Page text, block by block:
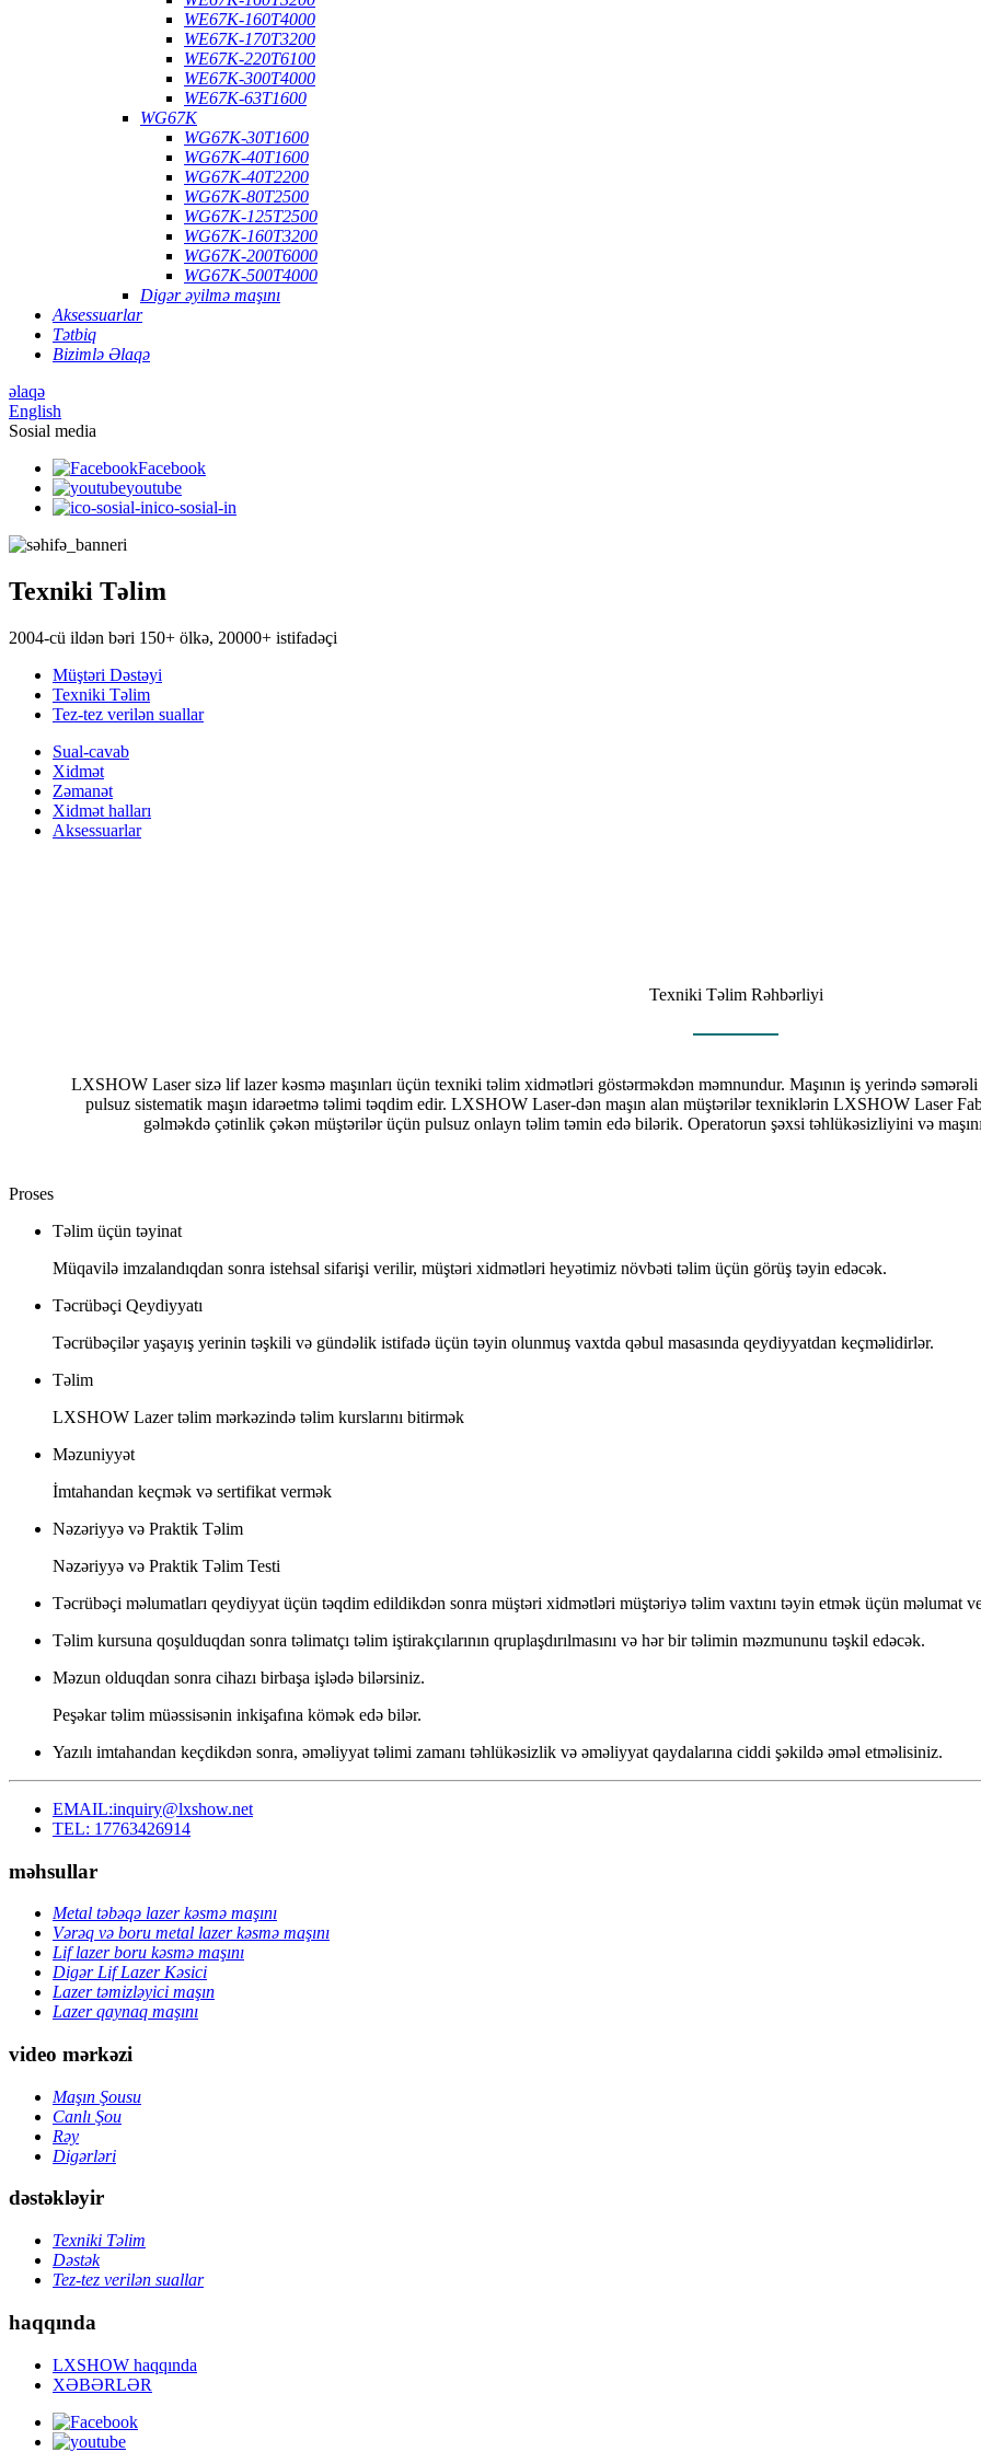
WE67K-160T4000
WE67K-170T3200
WE67K-220T6100
WE67K-300T4000
WE67K-63T1600
WG67K
WG67K-30T1600
WG67K-40T1600
WG67K-40T2200
WG67K-80T2500
WG67K-125T2500
WG67K-160T3200
WG67K-200T6000
WG67K-500T4000
Digər əyilmə maşını
Aksessuarlar
Tətbiq
Bizimlə Əlaqə
əlaqə
English
Sosial media
Facebook
youtube
ico-sosial-in
Texniki Təlim
2004-cü ildən bəri 150+ ölkə, 20000+ istifadəçi
Müştəri Dəstəyi
Texniki Təlim
Tez-tez verilən suallar
Sual-cavab
Xidmət
Zəmanət
Xidmət halları
Aksessuarlar
Texniki Təlim Rəhbərliyi
LXSHOW Laser sizə lif lazer kəsmə maşınları üçün texniki təlim xidmətləri göstərməkdən məmnundur. Maşının iş yerində
pulsuz sistematik maşın idarəetmə təlimi təqdim edir. LXSHOW Laser-dən maşın alan müştərilər texniklərin LXSHOW Laser
gəlməkdə çətinlik çəkən müştərilər üçün pulsuz onlayn təlim təmin edə bilərik. Operatorun şəxsi təhlükəsizliyini və
Proses
Təlim üçün təyinat
Müqavilə imzalandıqdan sonra istehsal sifarişi verilir, müştəri xidmətləri heyətimiz növbəti təlim üçün görüş təyin edəcək.
Təcrübəçi Qeydiyyatı
Təcrübəçilər yaşayış yerinin təşkili və gündəlik istifadə üçün təyin olunmuş vaxtda qəbul masasında qeydiyyatdan keçməlidirlər.
Təlim
LXSHOW Lazer təlim mərkəzində təlim kurslarını bitirmək
Məzuniyyət
İmtahandan keçmək və sertifikat vermək
Nəzəriyyə və Praktik Təlim
Nəzəriyyə və Praktik Təlim Testi
Təcrübəçi məlumatları qeydiyyat üçün təqdim edildikdən sonra müştəri xidmətləri müştəriyə təlim vaxtını təyin etmək üçün məlumat
Təlim kursuna qoşulduqdan sonra təlimatçı təlim iştirakçılarının qruplaşdırılmasını və hər bir təlimin məzmununu təşkil edəcək.
Məzun olduqdan sonra cihazı birbaşa işlədə bilərsiniz.
Peşəkar təlim müəssisənin inkişafına kömək edə bilər.
Yazılı imtahandan keçdikdən sonra, əməliyyat təlimi zamanı təhlükəsizlik və əməliyyat qaydalarına ciddi şəkildə əməl etməlisiniz.
EMAIL:inquiry@lxshow.net
TEL: 17763426914
məhsullar
Metal təbəqə lazer kəsmə maşını
Vərəq və boru metal lazer kəsmə maşını
Lif lazer boru kəsmə maşını
Digər Lif Lazer Kəsici
Lazer təmizləyici maşın
Lazer qaynaq maşını
video mərkəzi
Maşın Şousu
Canlı Şou
Rəy
Digərləri
dəstəkləyir
Texniki Təlim
Dəstək
Tez-tez verilən suallar
haqqında
LXSHOW haqqında
XƏBƏRLƏR